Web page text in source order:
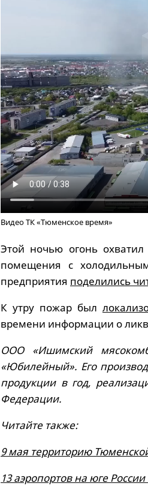
Видео ТК «Тюменское время»
Этой ночью огонь
помещения с
предприятия поделились
К утру пожар был
времени информации о
ООО «Ишимский
«Юбилейный». Его
продукции в год,
Федерации.
Читайте также:
9 мая территорию
13 аэропортов на юге